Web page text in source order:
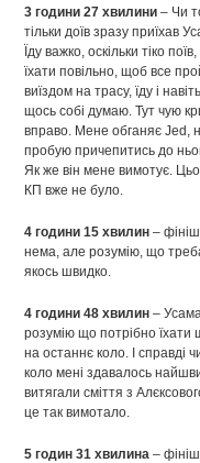
3 години 27 хвилини – Чи
тільки доїв зразу приїхав
Їду важко, оскільки тіко
їхати повільно, щоб все
виїздом на трасу, їду і
щось собі думаю. Тут чую
вправо. Мене обганяє Jed,
пробую причепитись до
Як же він мене вимотує.
КП вже не було.
4 години 15 хвилин –
нема, але розумію, що
якось швидко.
4 години 48 хвилин –
розумію що потрібно
на останнє коло. І справді
коло мені здавалось
витягали сміття з
це так вимотало.
5 годин 31 хвилина –